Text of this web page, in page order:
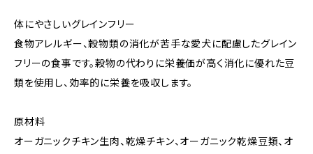
体にやさしいグレインフリー
食物アレルギー、穀物類の消化が苦手な愛犬に配慮したグレイン
フリーの食事です。穀物の代わりに栄養価が高く消化に優れた豆
類を使用し、効率的に栄養を吸収します。
原材料
オーガニックチキン生肉、乾燥チキン、オーガニック乾燥豆類、オ